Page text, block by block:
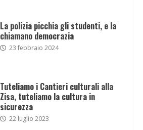
La polizia picchia gli studenti, e la
chiamano democrazia
23 febbraio 2024
Tuteliamo i Cantieri culturali alla
Zisa, tuteliamo la cultura in
sicurezza
22 luglio 2023